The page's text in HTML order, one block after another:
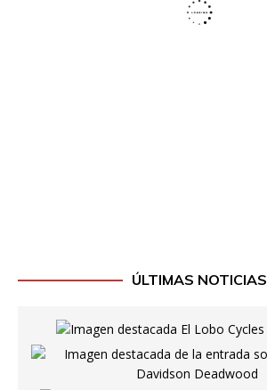
ÚLTIMAS NOTICIAS